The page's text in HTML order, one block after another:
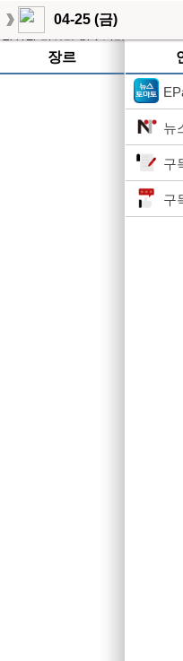
04-25 (금)
장르
뉴
구
구
작성된 기사가 없습니다.